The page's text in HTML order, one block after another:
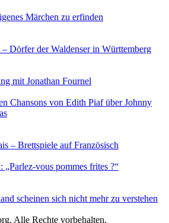
Märchen zu erfinden
– Dörfer der Waldenser in Württemberg
mit Jonathan Fournel
Chansons von Edith Piaf über Johnny
– Brettspiele auf Französisch
vous pommes frites ?“
scheinen sich nicht mehr zu verstehen
Alle Rechte vorbehalten.